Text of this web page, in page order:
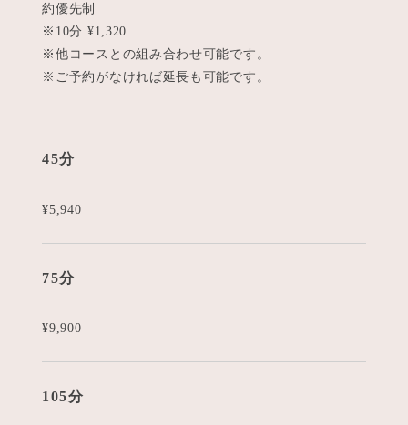
約優先制
※10分 ¥1,320
※他コースとの組み合わせ可能です。
※ご予約がなければ延長も可能です。
45分
¥5,940
75分
¥9,900
105分